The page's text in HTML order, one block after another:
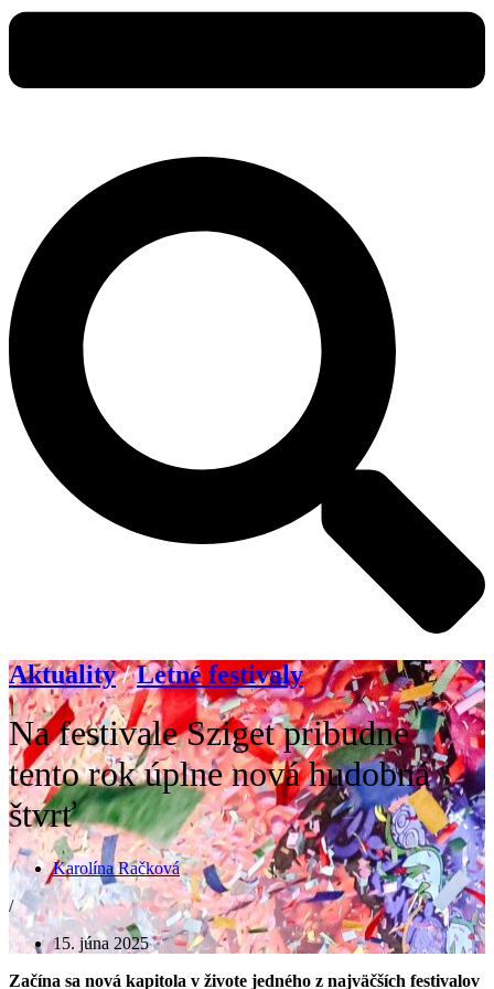
Aktuality / Letné festivaly
Na festivale Sziget pribudne
tento rok úplne nová hudobná
štvrť
Karolína Račková
/
15. júna 2025
Začína sa nová kapitola v živote jedného z najväčších festivalov